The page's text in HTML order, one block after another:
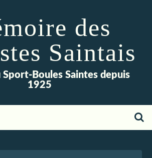
des
Saintais
Boules Saintes depuis
1925